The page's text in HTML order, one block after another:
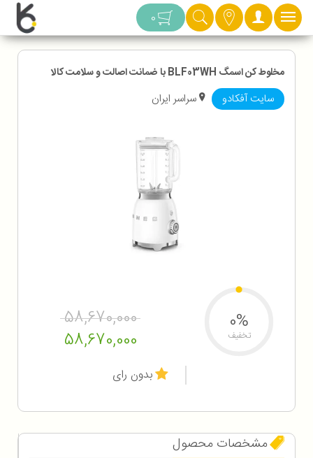
دسته بندی 0
مخلوط کن اسمگ BLF03WH با ضمانت اصالت و سلامت کالا
سایت آفکادو سراسر ایران
58,670,000
58,670,000
0%
تخفیف
بدون رای
مشخصات محصول